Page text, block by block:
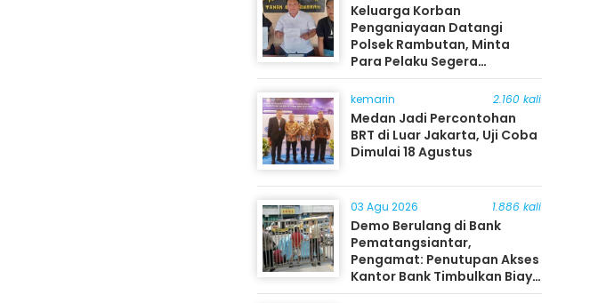
Keluarga Korban
Penganiayaan Datangi
Polsek Rambutan, Minta
Para Pelaku Segera
Ditangkap
kemarin 2.160 kali
Medan Jadi Percontohan
BRT di Luar Jakarta, Uji Coba
Dimulai 18 Agustus
03 Agu 2026 1.886 kali
Demo Berulang di Bank
Pematangsiantar,
Pengamat: Penutupan Akses
Kantor Bank Timbulkan Biaya
Ekonomi bagi Masyarakat